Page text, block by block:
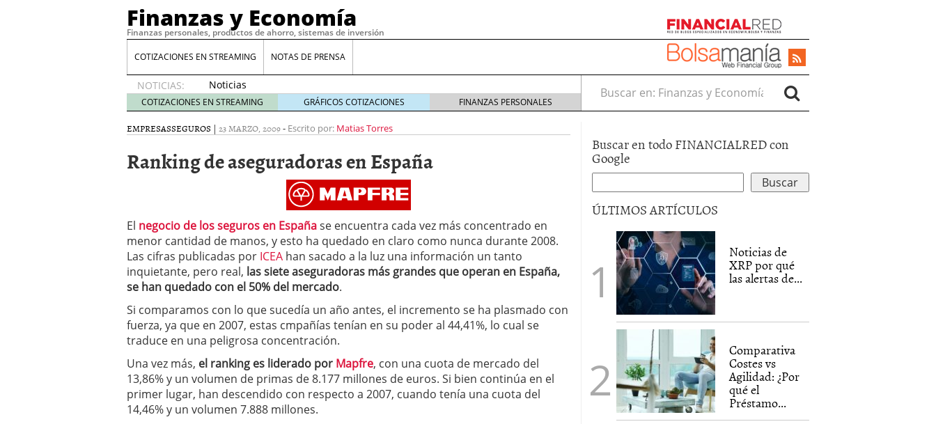
Finanzas y Economía
Finanzas personales, productos de ahorro, sistemas de inversión
COTIZACIONES EN STREAMING NOTAS DE PRENSA
NOTICIAS:
Noticias
de XRP
por qué
las
de
whales
de abril
de 2026
Comparativa Costes vs Agilidad: ¿Por qué el Préstamo Promotor privado
acelera la rentabilidad? 12 de diciembre de 2025
Meses sin intereses: Cómo aprovechar esta opción para gestionar tus
compras 24 de noviembre de 2025
Planificar tu herencia también es una decisión financiera: cómo anticiparte
a los costes 21 de noviembre de 2025
¿Cuánto cuesta un software punto de venta?
3 de octubre de 2025
COTIZACIONES EN STREAMING GRÁFICOS COTIZACIONES FINANZAS PERSONALES
Buscar en:
EMPRESASSEGUROS | 23 MARZO, 2009- Escrito por: Matias Torres
Ranking de aseguradoras en España
El negocio de los seguros en Españase encuentra cada vez más concentrado en
menor cantidad de manos, y esto ha quedado en claro como nunca durante 2008.
Las cifras publicadas por ICEA han sacado a la luz una información un tanto
inquietante, pero real, las siete aseguradoras más grandes que operan en España,
se han quedado con el 50% del mercado.
Si comparamos con lo que sucedía un año antes, el incremento se ha plasmado con
fuerza, ya que en 2007, estas cmpañías tenían en su poder al 44,41%, lo cual se
traduce en una peligrosa concentración.
Una vez más, el ranking es liderado por Mapfre, con una cuota de mercado del
13,86% y un volumen de primas de 8.177 millones de euros. Si bien continúa en el
primer lugar, han descendido con respecto a 2007, cuando tenía una cuota del
14,46% y un volumen 7.888 millones.
Buscar en todo FINANCIALRED con
Google
ÚLTIMOS ARTÍCULOS
Noticias de
XRP por qué
las alertas de...
Comparativa
Costes vs
Agilidad: ¿Por
qué el
Préstamo...